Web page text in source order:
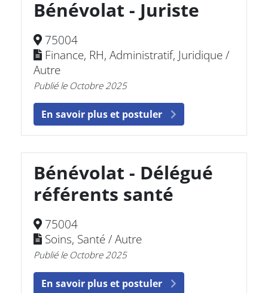
Bénévolat - Juriste
75004
Finance, RH, Administratif, Juridique /
Autre
Publié le Octobre 2025
En savoir plus et postuler
Bénévolat - Délégué
référents santé
75004
Soins, Santé / Autre
Publié le Octobre 2025
En savoir plus et postuler